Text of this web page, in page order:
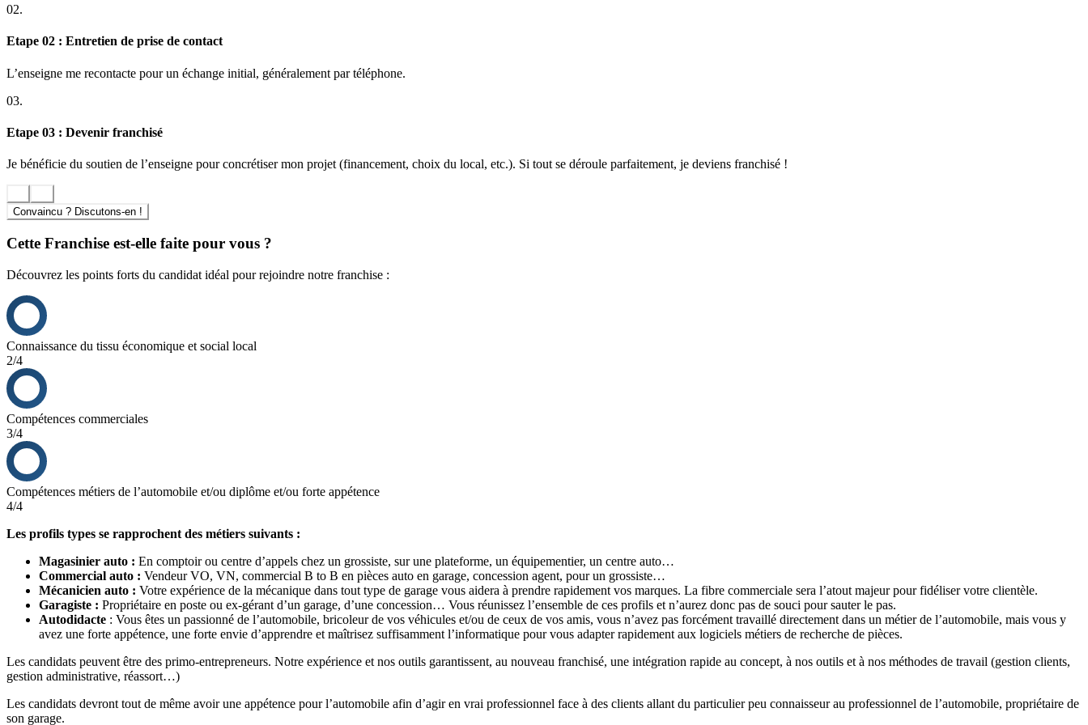
02.
Etape 02 : Entretien de prise de contact
L’enseigne me recontacte pour un échange initial, généralement par téléphone.
03.
Etape 03 : Devenir franchisé
Je bénéficie du soutien de l’enseigne pour concrétiser mon projet (financement, choix du local, etc.). Si tout se déroule parfaitement, je deviens franchisé !
Convaincu ? Discutons-en !
Cette Franchise est-elle faite pour vous ?
Découvrez les points forts du candidat idéal pour rejoindre notre franchise :
Connaissance du tissu économique et social local
2/4
Compétences commerciales
3/4
Compétences métiers de l’automobile et/ou diplôme et/ou forte appétence
4/4
Les profils types se rapprochent des métiers suivants :
Magasinier auto : En comptoir ou centre d’appels chez un grossiste, sur une plateforme, un équipementier, un centre auto…
Commercial auto : Vendeur VO, VN, commercial B to B en pièces auto en garage, concession agent, pour un grossiste…
Mécanicien auto : Votre expérience de la mécanique dans tout type de garage vous aidera à prendre rapidement vos marques. La fibre commerciale sera l’atout majeur pour fidéliser votre clientèle.
Garagiste : Propriétaire en poste ou ex-gérant d’un garage, d’une concession… Vous réunissez l’ensemble de ces profils et n’aurez donc pas de souci pour sauter le pas.
Autodidacte : Vous êtes un passionné de l’automobile, bricoleur de vos véhicules et/ou de ceux de vos amis, vous n’avez pas forcément travaillé directement dans un métier de l’automobile, mais vous y
avez une forte appétence, une forte envie d’apprendre et maîtrisez suffisamment l’informatique pour vous adapter rapidement aux logiciels métiers de recherche de pièces.
Les candidats peuvent être des primo-entrepreneurs. Notre expérience et nos outils garantissent, au nouveau franchisé, une intégration rapide au concept, à nos outils et à nos méthodes de travail (gestion clients,
gestion administrative, réassort…)
Les candidats devront tout de même avoir une appétence pour l’automobile afin d’agir en vrai professionnel face à des clients allant du particulier peu connaisseur au professionnel de l’automobile, propriétaire de
son garage.